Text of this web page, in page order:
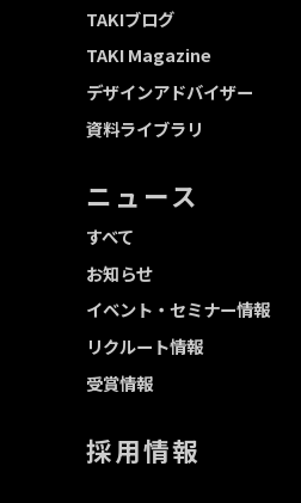
TAKIブログ
TAKI Magazine
デザインアドバイザー
資料ライブラリ
ニュース
すべて
お知らせ
イベント・セミナー情報
リクルート情報
受賞情報
採用情報